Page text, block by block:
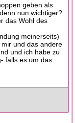
geben als
nun wichtiger?
das Wohl des
meinerseits)
und das andere
und ich habe zu
falls es um das